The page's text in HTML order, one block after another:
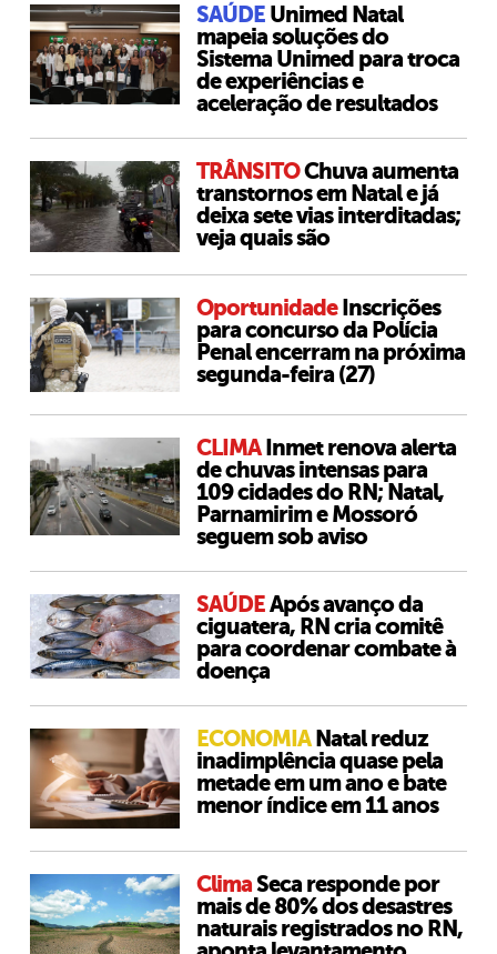
SAÚDE Unimed Natal
mapeia soluções do
Sistema Unimed para troca
de experiências e
aceleração de resultados
TRÂNSITOChuva aumenta
transtornos em Natal e já
deixa sete vias interditadas;
veja quais são
Oportunidade Inscrições
para concurso da Polícia
Penal encerram na próxima
segunda-feira (27)
CLIMA Inmet renova alerta
de chuvas intensas para
109 cidades do RN; Natal,
Parnamirim e Mossoró
seguem sob aviso
SAÚDEApós avanço da
ciguatera, RN cria comitê
para coordenar combate à
doença
ECONOMIA Natal reduz
inadimplência quase pela
metade em um ano e bate
menor índice em 11 anos
ClimaSeca responde por
mais de 80% dos desastres
naturais registrados no RN,